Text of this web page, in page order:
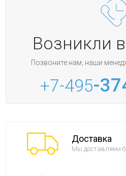
Возникли
Позвоните нам, наши
+7-495-
Доставка
Мы доставляем